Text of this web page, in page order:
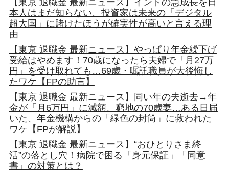
【東京 退職金 最新ニュース】インドの急成長を日
本人はまだ知らない。投資家は未来の「デジタル
超大国」に賭けたほうが確実性が高いと言える理
由
【東京 退職金 最新ニュース】やっぱり年金繰下げ
受給はやめます！70歳になったら夫婦で「月27万
円」を受け取れても…69歳・嘱託職員が大後悔し
たワケ【FPの助言】
【東京 退職金 最新ニュース】同い年の夫逝去→年
金が「月6万円」に減額、窮地の70歳妻…ある日届
いた、年金機構からの「緑色の封筒」に救われた
ワケ【FPが解説】
【東京 退職金 最新ニュース】“おひとりさま終
活”の落とし穴！病院で困る「身元保証」「同意
書」の対策とは？